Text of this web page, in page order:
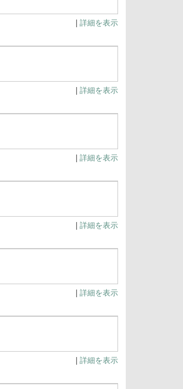
詳細を表示
詳細を表示
詳細を表示
詳細を表示
詳細を表示
詳細を表示